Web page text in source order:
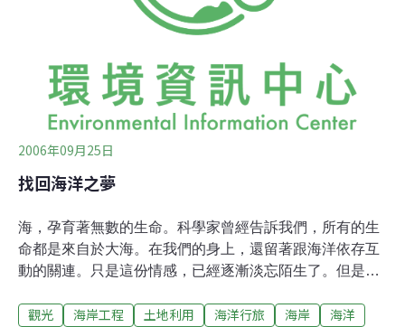
2006年09月25日
找回海洋之夢
海，孕育著無數的生命。科學家曾經告訴我們，所有的生
命都是來自於大海。在我們的身上，還留著跟海洋依存互
動的關連。只是這份情感，已經逐漸淡忘陌生了。但是，
闊與包容，可以讓我們找回信心與希望。然而，到底我們
觀光 海岸工程 土地利用 海洋行旅 海岸 海洋